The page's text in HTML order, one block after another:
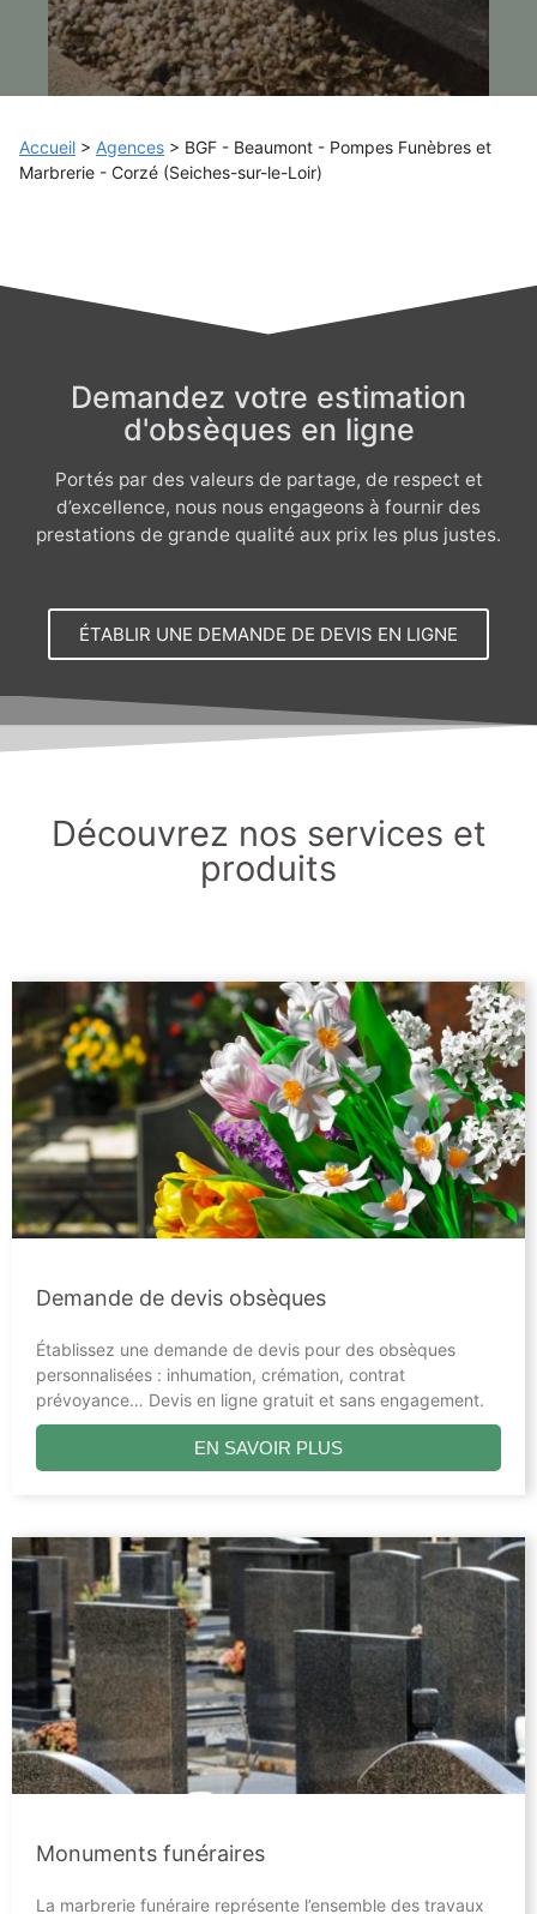
Accueil > Agences > BGF - Beaumont - Pompes Funèbres et
Marbrerie - Corzé (Seiches-sur-le-Loir)
Demandez votre estimation
d'obsèques en ligne
Portés par des valeurs de partage, de respect et
d’excellence, nous nous engageons à fournir des
prestations de grande qualité aux prix les plus justes.
ÉTABLIR UNE DEMANDE DE DEVIS EN LIGNE
Découvrez nos services et
produits
Demande de devis obsèques
Établissez une demande de devis pour des obsèques
personnalisées : inhumation, crémation, contrat
prévoyance… Devis en ligne gratuit et sans engagement.
EN SAVOIR PLUS
Monuments funéraires
La marbrerie funéraire représente l’ensemble des travaux